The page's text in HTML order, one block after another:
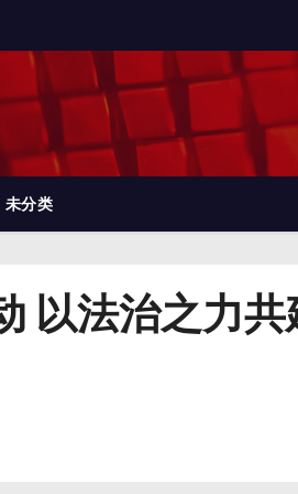
未分类
以法治之力